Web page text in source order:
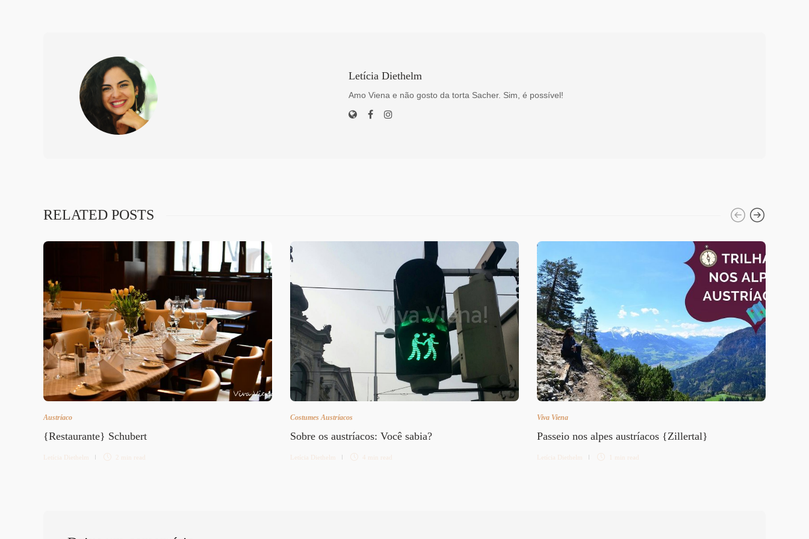
Letícia Diethelm
Amo Viena e não gosto da torta Sacher. Sim, é possível!
RELATED POSTS
Austríaco
{Restaurante} Schubert
Letícia Diethelm 2 min read
Costumes Austríacos
Sobre os austríacos: Você sabia?
Letícia Diethelm 4 min read
Viva Viena
Passeio nos alpes austríacos {Zillertal}
Letícia Diethelm 1 min read